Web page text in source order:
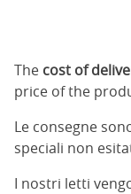
The cost of
price of the
Le consegne
speciali non
I nostri letti